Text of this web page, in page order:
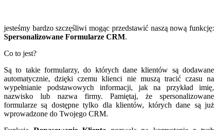
jesteśmy bardzo szczęśliwi mogąc przedstawić naszą nową funkcję:
Spersonalizowane Formularze CRM.
Co to jest?
Są to takie formularzy, do których dane klientów są dodawane
automatycznie, dzięki czemu klienci nie muszą tracić czasu na
wypełnianie podstawowych informacji, jak na przykład imię,
nazwisko lub nazwa firmy. Pamiętaj, że spersonalizowane
formularze są dostępne tylko dla klientów, których dane są już
wprowadzone do Twojego CRM.